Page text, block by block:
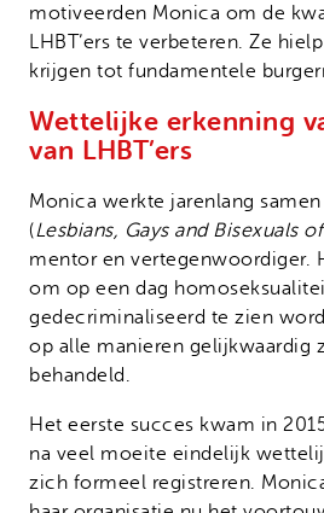
motiveerden Monica om de
LHBT’ers te verbeteren. Ze
krijgen tot fundamentele
Wettelijke erkenning
van LHBT’ers
Monica werkte jarenlang
(Lesbians, Gays and Bisexuals
mentor en vertegenwoordiger.
om op een dag
gedecriminaliseerd te zien
op alle manieren gelijkwaardig
behandeld.
Het eerste succes kwam in
na veel moeite eindelijk
zich formeel registreren.